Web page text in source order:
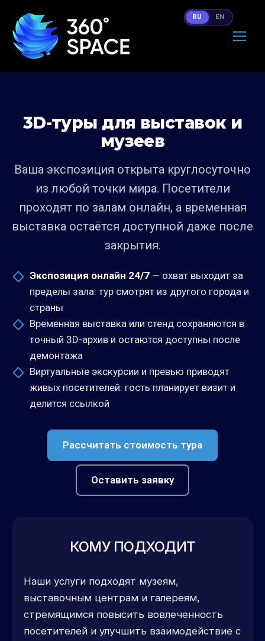
3D-туры для выставок и
музеев
Ваша экспозиция открыта круглосуточно
из любой точки мира. Посетители
проходят по залам онлайн, а временная
выставка остаётся доступной даже после
закрытия.
Экспозиция онлайн 24/7 — охват выходит за
пределы зала: тур смотрят из другого города и
страны
Временная выставка или стенд сохраняются в
точный 3D-архив и остаются доступны после
демонтажа
Виртуальные экскурсии и превью приводят
живых посетителей: гость планирует визит и
делится ссылкой
Рассчитать стоимость тура
Оставить заявку
КОМУ ПОДХОДИТ
Наши услуги подходят музеям,
выставочным центрам и галереям,
стремящимся повысить вовлеченность
посетителей и улучшить взаимодействие с
RU EN